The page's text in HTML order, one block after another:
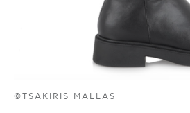
©TSAKIRIS MALLAS